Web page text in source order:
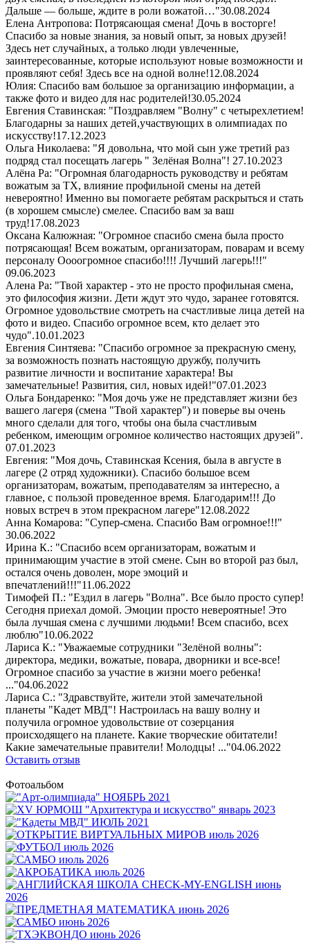
Дальше — больше, ждите в роли вожатой…"30.08.2024
Елена Антропова: Потрясающая смена! Дочь в восторге!
Спасибо за новые знания, за новый опыт, за новых друзей!
Здесь нет случайных, а только люди увлеченные,
заинтересованные, которые используют новые возможности и
проявляют себя! Здесь все на одной волне!12.08.2024
Юлия: Спасибо вам большое за организацию информации, а
также фото и видео для нас родителей!30.05.2024
Евгения Ставинская: "Поздравляем "Волну" с четырехлетием!
Благодарны за наших детей,участвующих в олимпиадах по
искусству!17.12.2023
Ольга Николаева: "Я довольна, что мой сын уже третий раз
подряд стал посещать лагерь " Зелёная Волна"! 27.10.2023
Алёна Ра: "Огромная благодарность руководству и ребятам
вожатым за ТХ, влияние профильной смены на детей
невероятно! Именно вы помогаете ребятам раскрыться и стать
(в хорошем смысле) смелее. Спасибо вам за ваш
труд!17.08.2023
Оксана Калюжная: "Огромное спасибо смена была просто
потрясающая! Всем вожатым, организаторам, поварам и всему
персоналу Оооогромное спасибо!!!! Лучший лагерь!!!"
09.06.2023
Алена Ра: "Твой характер - это не просто профильная смена,
это философия жизни. Дети ждут это чудо, заранее готовятся.
Огромное удовольствие смотреть на счастливые лица детей на
фото и видео. Спасибо огромное всем, кто делает это
чудо".10.01.2023
Евгения Синтяева: "Спасибо огромное за прекрасную смену,
за возможность познать настоящую дружбу, получить
развитие личности и воспитание характера! Вы
замечательные! Развития, сил, новых идей!"07.01.2023
Ольга Бондаренко: "Моя дочь уже не представляет жизни без
вашего лагеря (смена "Твой характер") и поверье вы очень
много сделали для того, чтобы она была счастливым
ребенком, имеющим огромное количество настоящих друзей".
07.01.2023
Евгения: "Моя дочь, Ставинская Ксения, была в августе в
лагере (2 отряд художники). Спасибо большое всем
организаторам, вожатым, преподавателям за интересно, а
главное, с пользой проведенное время. Благодарим!!! До
новых встреч в этом прекрасном лагере"12.08.2022
Анна Комарова: "Супер-смена. Спасибо Вам огромное!!!"
30.06.2022
Ирина К.: "Спасибо всем организаторам, вожатым и
принимающим участие в этой смене. Сын во второй раз был,
остался очень доволен, море эмоций и
впечатлений!!!"11.06.2022
Тимофей П.: "Ездил в лагерь "Волна". Все было просто супер!
Сегодня приехал домой. Эмоции просто невероятные! Это
была лучшая смена с лучшими людьми! Всем спасибо, всех
люблю"10.06.2022
Лариса К.: "Уважаемые сотрудники "Зелёной волны":
директора, медики, вожатые, повара, дворники и все-все!
Огромное спасибо за участие в жизни моего ребенка!
..."04.06.2022
Лариса С.: "Здравствуйте, жители этой замечательной
планеты "Кадет МВД"! Настроилась на вашу волну и
получила огромное удовольствие от созерцания
происходящего на планете. Какие творческие обитатели!
Какие замечательные правители! Молодцы! ..."04.06.2022
Оставить отзыв
Фотоальбом